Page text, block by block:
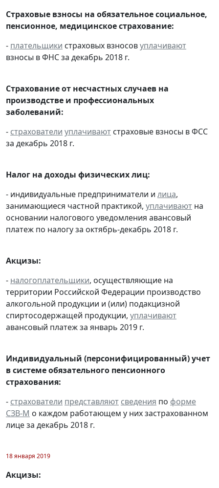
Страховые взносы на обязательное социальное,
пенсионное, медицинское страхование:
- плательщики страховых взносовуплачивают
взносы в ФНС за декабрь 2018 г.
Страхование от несчастных случаев на
производстве и профессиональных
заболеваний:
- страхователи уплачивают страховые взносы в ФСС
за декабрь 2018 г.
Налог на доходы физических лиц:
- индивидуальные предприниматели и лица,
занимающиеся частной практикой, уплачивают на
основании налогового уведомления авансовый
платеж по налогу за октябрь-декабрь 2018 г.
Акцизы:
- налогоплательщики, осуществляющие на
территории Российской Федерации производство
алкогольной продукции и (или) подакцизной
спиртосодержащей продукции, уплачивают
авансовый платеж за январь 2019 г.
Индивидуальный (персонифицированный) учет
в системе обязательного пенсионного
страхования:
- страхователи представляют сведения по форме
СЗВ-М о каждом работающем у них застрахованном
лице за декабрь 2018 г.
18 января 2019
Акцизы: